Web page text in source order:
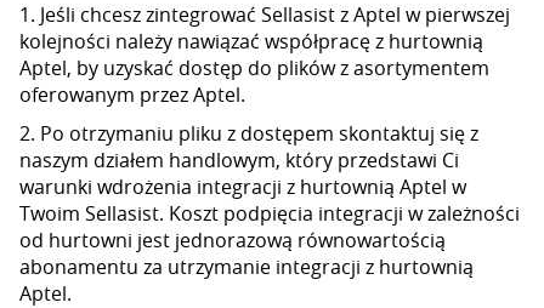
1. Jeśli chcesz zintegrować Sellasist z Aptel w pierwszej
kolejności należy nawiązać współpracę z hurtownią
Aptel, by uzyskać dostęp do plików z asortymentem
oferowanym przez Aptel.
2. Po otrzymaniu pliku z dostępem skontaktuj się z
naszym działem handlowym, który przedstawi Ci
warunki wdrożenia integracji z hurtownią Aptel w
Twoim Sellasist. Koszt podpięcia integracji w zależności
od hurtowni jest jednorazową równowartością
abonamentu za utrzymanie integracji z hurtownią
Aptel.